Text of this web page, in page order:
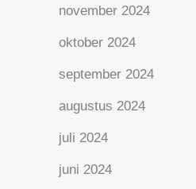
november 2024
oktober 2024
september 2024
augustus 2024
juli 2024
juni 2024